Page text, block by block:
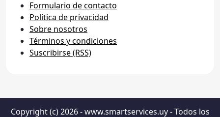
Formulario de contacto
Política de privacidad
Sobre nosotros
Términos y condiciones
Suscribirse (RSS)
Copyright (c) 2026 - www.smartservices.uy - Todos los